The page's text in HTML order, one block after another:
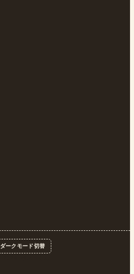
ダークモード切替